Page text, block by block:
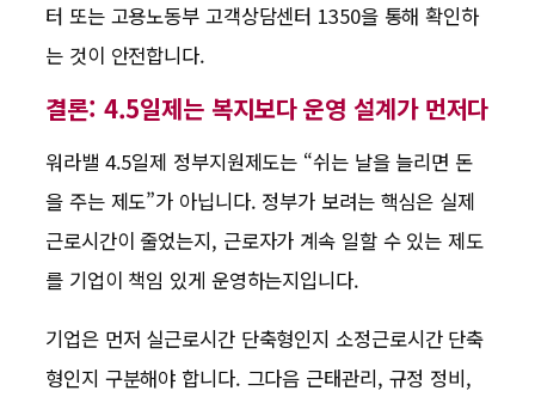
터 또는 고용노동부 고객상담센터 1350을 통해 확인하
는 것이 안전합니다.
결론: 4.5일제는 복지보다 운영 설계가 먼저다
워라밸 4.5일제 정부지원제도는 “쉬는 날을 늘리면 돈
을 주는 제도”가 아닙니다. 정부가 보려는 핵심은 실제
근로시간이 줄었는지, 근로자가 계속 일할 수 있는 제도
를 기업이 책임 있게 운영하는지입니다.
기업은 먼저 실근로시간 단축형인지 소정근로시간 단축
형인지 구분해야 합니다. 그다음 근태관리, 규정 정비,